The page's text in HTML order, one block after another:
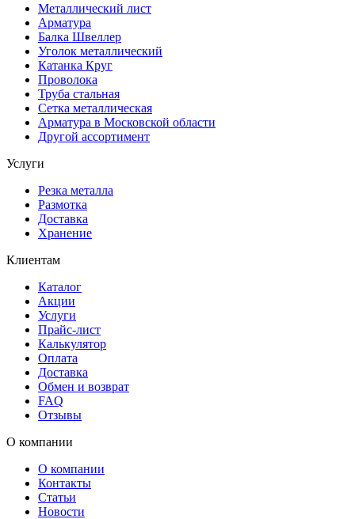
Металлический лист
Арматура
Балка Швеллер
Уголок металлический
Катанка Круг
Проволока
Труба стальная
Сетка металлическая
Арматура в Московской области
Другой ассортимент
Услуги
Резка металла
Размотка
Доставка
Хранение
Клиентам
Каталог
Акции
Услуги
Прайс-лист
Калькулятор
Оплата
Доставка
Обмен и возврат
FAQ
Отзывы
О компании
О компании
Контакты
Статьи
Новости